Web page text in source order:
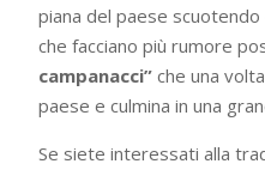
piana del paese
che facciano più rumore
campanacci”che una
paese e culmina in una
Se siete interessati alla